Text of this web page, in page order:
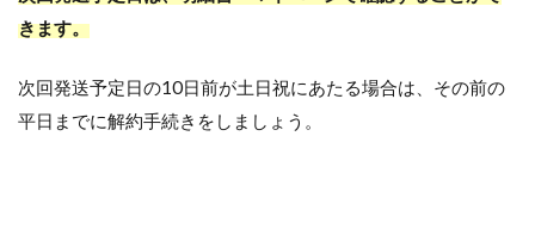
きます。
次回発送予定日の10日前が土日祝にあたる場合は、その前の
平日までに解約手続きをしましょう。